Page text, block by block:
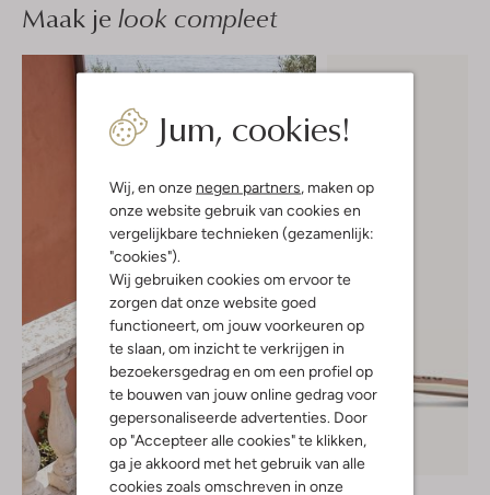
Jum, cookies!
Wij, en onze negen partners , maken op
onze website gebruik van cookies en
vergelijkbare technieken (gezamenlijk:
"cookies").
Wij gebruiken cookies om ervoor te
zorgen dat onze website goed
functioneert, om jouw voorkeuren op
te slaan, om inzicht te verkrijgen in
bezoekersgedrag en om een profiel op
te bouwen van jouw online gedrag voor
gepersonaliseerde advertenties. Door
op "Accepteer alle cookies" te klikken,
ga je akkoord met het gebruik van alle
cookies zoals omschreven in onze
Maak je look compleet
-20%